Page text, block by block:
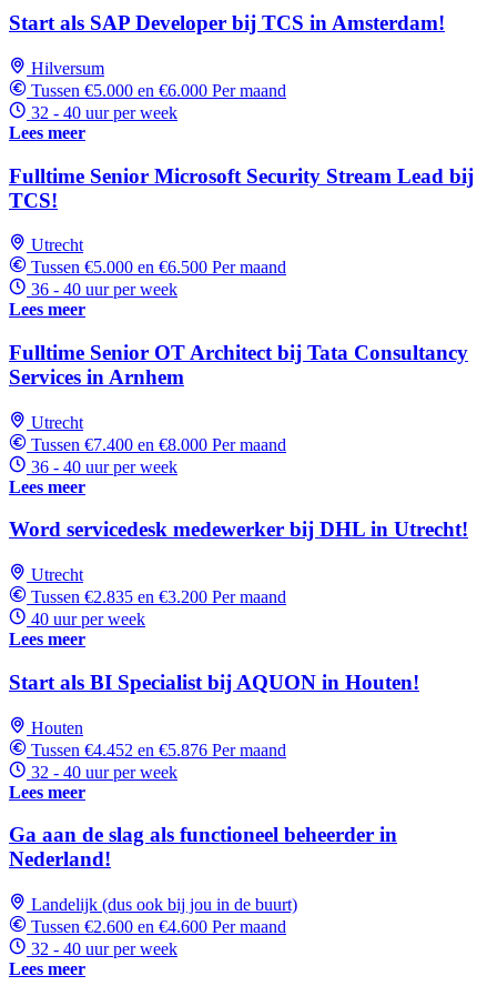
Start als SAP Developer bij TCS in Amsterdam!
Hilversum
Tussen €5.000 en €6.000 Per maand
32 - 40 uur per week
Lees meer
Fulltime Senior Microsoft Security Stream Lead bij
TCS!
Utrecht
Tussen €5.000 en €6.500 Per maand
36 - 40 uur per week
Lees meer
Fulltime Senior OT Architect bij Tata Consultancy
Services in Arnhem
Utrecht
Tussen €7.400 en €8.000 Per maand
36 - 40 uur per week
Lees meer
Word servicedesk medewerker bij DHL in Utrecht!
Utrecht
Tussen €2.835 en €3.200 Per maand
40 uur per week
Lees meer
Start als BI Specialist bij AQUON in Houten!
Houten
Tussen €4.452 en €5.876 Per maand
32 - 40 uur per week
Lees meer
Ga aan de slag als functioneel beheerder in
Nederland!
Landelijk (dus ook bij jou in de buurt)
Tussen €2.600 en €4.600 Per maand
32 - 40 uur per week
Lees meer